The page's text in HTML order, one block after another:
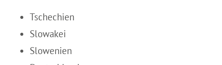
Tschechien
Slowakei
Slowenien